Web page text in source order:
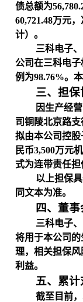
债总额为
60,721.48万元
计）。
三科电子
公司在三科电
例为98.76%。
三、担
因生产经
司铜陵北京路
拟由本公司控
民币3,500万元
式为连带责任担
以上担保
同文本为准。
四、董
三科电子
将用于本公司
理，相关担保
利益。
五、累
截至目前